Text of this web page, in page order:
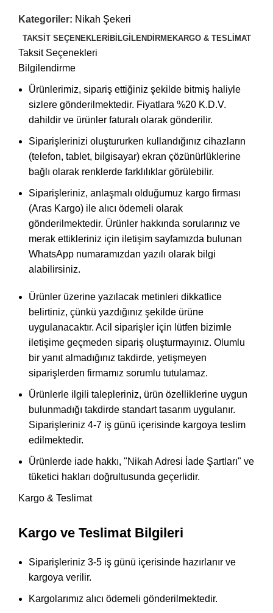
Kategoriler: Nikah Şekeri
TAKSIT SEÇENEKLERIBILGILENDIRMEKARGO & TESLIMAT
Taksit Seçenekleri
Bilgilendirme
Ürünlerimiz, sipariş ettiğiniz şekilde bitmiş haliyle
sizlere gönderilmektedir. Fiyatlara %20 K.D.V.
dahildir ve ürünler faturalı olarak gönderilir.
Siparişlerinizi oluştururken kullandığınız cihazların
(telefon, tablet, bilgisayar) ekran çözünürlüklerine
bağlı olarak renklerde farklılıklar görülebilir.
Siparişleriniz, anlaşmalı olduğumuz kargo firması
(Aras Kargo) ile alıcı ödemeli olarak
gönderilmektedir. Ürünler hakkında sorularınız ve
merak ettikleriniz için iletişim sayfamızda bulunan
WhatsApp numaramızdan yazılı olarak bilgi
alabilirsiniz.
Ürünler üzerine yazılacak metinleri dikkatlice
belirtiniz, çünkü yazdığınız şekilde ürüne
uygulanacaktır. Acil siparişler için lütfen bizimle
iletişime geçmeden sipariş oluşturmayınız. Olumlu
bir yanıt almadığınız takdirde, yetişmeyen
siparişlerden firmamız sorumlu tutulamaz.
Ürünlerle ilgili talepleriniz, ürün özelliklerine uygun
bulunmadığı takdirde standart tasarım uygulanır.
Siparişleriniz 4-7 iş günü içerisinde kargoya teslim
edilmektedir.
Ürünlerde iade hakkı, "Nikah Adresi İade Şartları" ve
tüketici hakları doğrultusunda geçerlidir.
Kargo & Teslimat
Kargo ve Teslimat Bilgileri
Siparişleriniz 3-5 iş günü içerisinde hazırlanır ve
kargoya verilir.
Kargolarımız alıcı ödemeli gönderilmektedir.